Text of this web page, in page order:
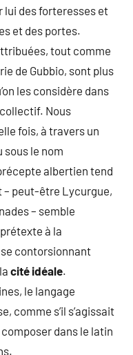
lui des forteresses et
et des portes.
tout comme
de Gubbio, sont plus
les considère dans
Nous
fois, à travers un
sous le nom
albertien tend
– peut-être Lycurgue,
– semble
à la
contorsionnant
cité idéale.
le langage
comme s’il s’agissait
composer dans le latin